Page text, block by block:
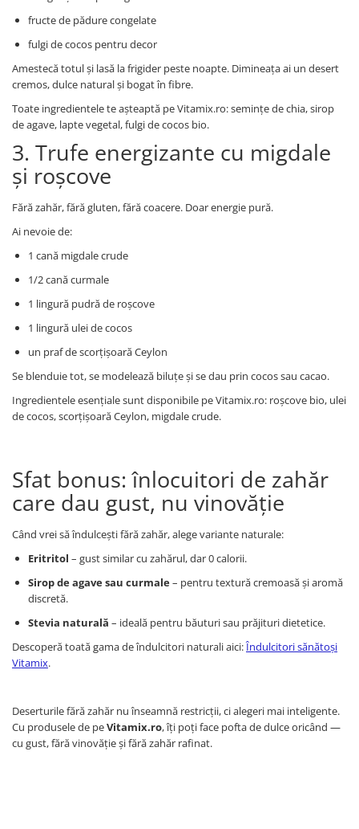
fructe de pădure congelate
fulgi de cocos pentru decor
Amestecă totul și lasă la frigider peste noapte. Dimineața ai un desert
cremos, dulce natural și bogat în fibre.
Toate ingredientele te așteaptă pe Vitamix.ro: semințe de chia, sirop
de agave, lapte vegetal, fulgi de cocos bio.
3. Trufe energizante cu migdale
și roșcove
Fără zahăr, fără gluten, fără coacere. Doar energie pură.
Ai nevoie de:
1 cană migdale crude
1/2 cană curmale
1 lingură pudră de roșcove
1 lingură ulei de cocos
un praf de scorțișoară Ceylon
Se blenduie tot, se modelează biluțe și se dau prin cocos sau cacao.
Ingredientele esențiale sunt disponibile pe Vitamix.ro: roșcove bio, ulei
de cocos, scorțișoară Ceylon, migdale crude.
Sfat bonus: înlocuitori de zahăr
care dau gust, nu vinovăție
Când vrei să îndulcești fără zahăr, alege variante naturale:
Eritritol – gust similar cu zahărul, dar 0 calorii.
Sirop de agave sau curmale– pentru textură cremoasă și aromă
discretă.
Stevia naturală – ideală pentru băuturi sau prăjituri dietetice.
Descoperă toată gama de îndulcitori naturali aici:Îndulcitori sănătoși
Vitamix.
Deserturile fără zahăr nu înseamnă restricții, ci alegeri mai inteligente.
Cu produsele de peVitamix.ro, îți poți face pofta de dulce oricând —
cu gust, fără vinovăție și fără zahăr rafinat.